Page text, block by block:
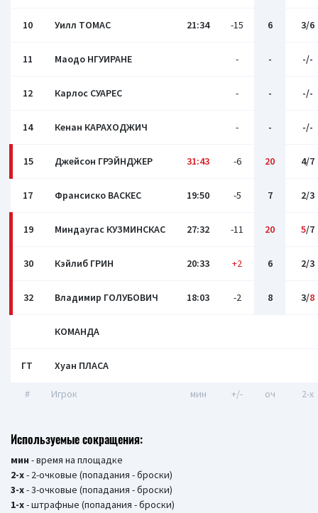
10 Уилл ТОМАС 21:34 -15 6 3/6
11 Маодо НГУИРАНЕ - - -/-
12 Карлос СУАРЕС - - -/-
14 Кенан КАРАХОДЖИЧ - - -/-
15 Джейсон ГРЭЙНДЖЕР 31:43 -6 20 4/7
17 Франсиско ВАСКЕС 19:50 -5 7 2/3
19 Миндаугас КУЗМИНСКАС 27:32 -11 20 5/7
30 Кэйлиб ГРИН 20:33 +2 6 2/3
32 Владимир ГОЛУБОВИЧ 18:03 -2 8 3/8
КОМАНДА
ГТ Хуан ПЛАCА
# Игрок мин +/- оч 2-x
Используемые сокращения:
мин - время на площадке
2-х- 2-очковые (попадания - броски)
3-х- 3-очковые (попадания - броски)
1-х- штрафные (попадания - броски)